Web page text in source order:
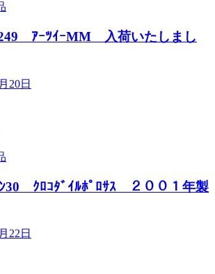
ｱｰﾂｲｰMM 入荷いたしまし
20日
30 ｸﾛｺﾀﾞｲﾙﾎﾟﾛｻｽ ２００１年製
22日